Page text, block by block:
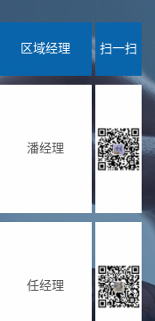
区域经理 扫一扫
潘经理
任经理